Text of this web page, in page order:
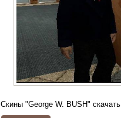
Скины "George W. BUSH"